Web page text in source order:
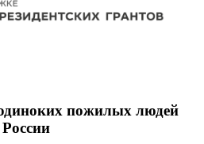
пожилых людей